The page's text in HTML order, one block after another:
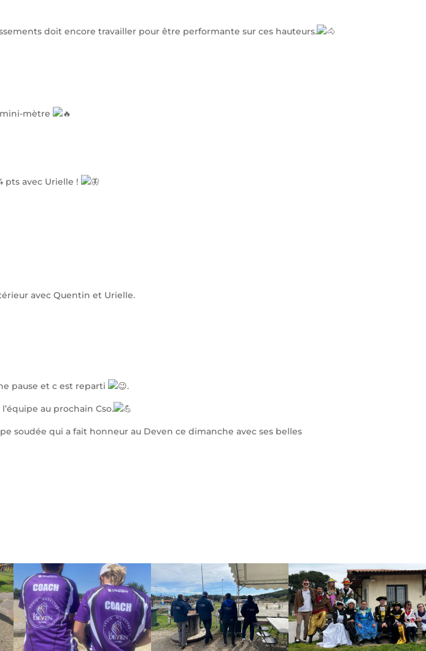
doit encore travailler pour être performante sur ces hauteurs.
mini-mètre
pts avec Urielle !
avec Quentin et Urielle.
pause et c est reparti .
au prochain Cso.
soudée qui a fait honneur au Deven ce dimanche avec ses belles